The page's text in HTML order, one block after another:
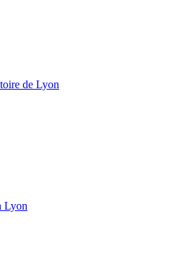
de Lyon
Lyon